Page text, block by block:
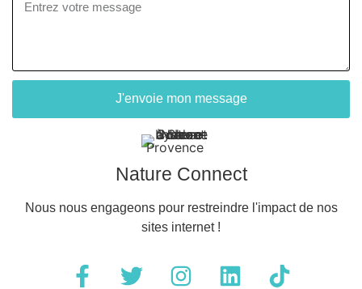
J'envoie mon message
Nature Connect
Nous nous engageons pour restreindre l'impact de nos
sites internet !